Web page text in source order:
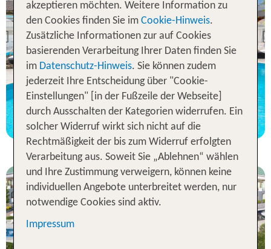
Previous
Olympische Riviera
Hotel Dion Palace Resort
82 % Weiterempfehlung
7 Nächte, AI, DZ
p.P. ab 746 €
akzeptieren möchten. Weitere Information zu
den Cookies finden Sie im Cookie-Hinweis.
Zusätzliche Informationen zur auf Cookies
basierenden Verarbeitung Ihrer Daten finden Sie
im Datenschutz-Hinweis. Sie können zudem
jederzeit Ihre Entscheidung über "Cookie-
Einstellungen" [in der Fußzeile der Webseite]
durch Ausschalten der Kategorien widerrufen. Ein
solcher Widerruf wirkt sich nicht auf die
Rechtmäßigkeit der bis zum Widerruf erfolgten
Verarbeitung aus. Soweit Sie „Ablehnen“ wählen
und Ihre Zustimmung verweigern, können keine
individuellen Angebote unterbreitet werden, nur
notwendige Cookies sind aktiv.
Impressum